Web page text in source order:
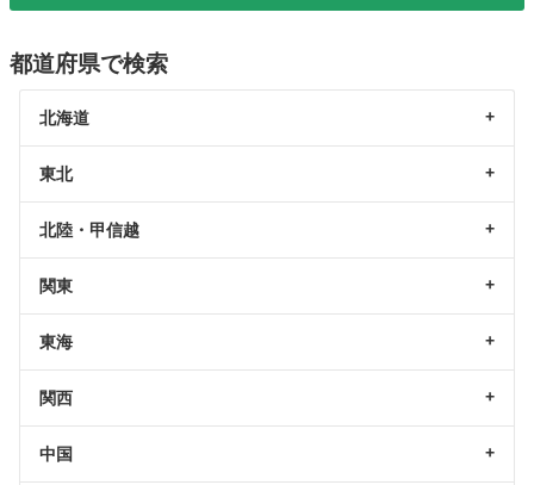
都道府県で検索
北海道
東北
北陸・甲信越
関東
東海
関西
中国